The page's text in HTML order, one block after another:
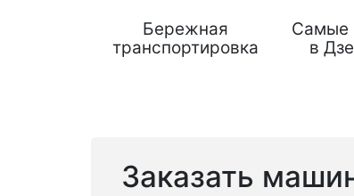
Бережная
транспортировка
Самые
в
Заказать